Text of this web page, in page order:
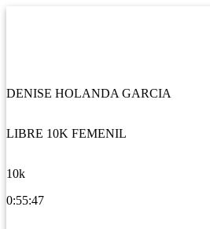
DENISE HOLANDA GARCIA
LIBRE 10K FEMENIL
10k
0:55:47